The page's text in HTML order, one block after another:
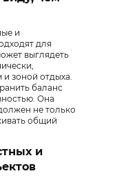
и
для
выглядеть
зоной отдыха.
баланс
Она
не только
общий
и